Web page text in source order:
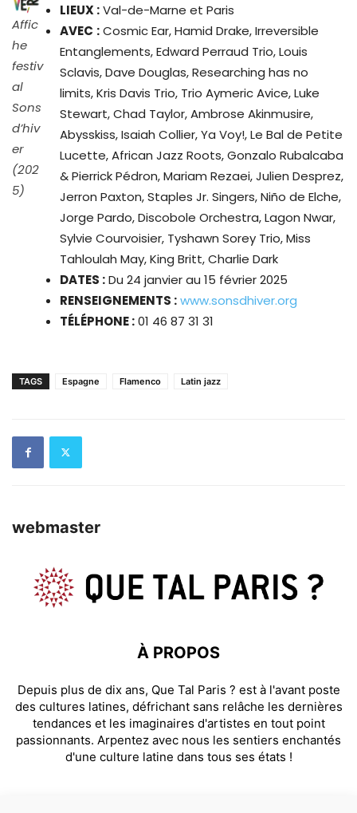
Affic
he
festiv
al
Sons
d’hiv
er
(202
5)
LIEUX :Val-de-Marne et Paris
AVEC :Cosmic Ear, Hamid Drake, Irreversible
Entanglements, Edward Perraud Trio, Louis
Sclavis, Dave Douglas, Researching has no
limits, Kris Davis Trio, Trio Aymeric Avice, Luke
Stewart, Chad Taylor, Ambrose Akinmusire,
Abysskiss, Isaiah Collier, Ya Voy!, Le Bal de Petite
Lucette, African Jazz Roots, Gonzalo Rubalcaba
& Pierrick Pédron, Mariam Rezaei, Julien Desprez,
Jerron Paxton, Staples Jr. Singers, Niño de Elche,
Jorge Pardo, Discobole Orchestra, Lagon Nwar,
Sylvie Courvoisier, Tyshawn Sorey Trio, Miss
Tahloulah May, King Britt, Charlie Dark
DATES :Du 24 janvier au 15 février 2025
RENSEIGNEMENTS : www.sonsdhiver.org
TÉLÉPHONE :01 46 87 31 31
TAGS Espagne Flamenco Latin jazz
webmaster
À PROPOS
Depuis plus de dix ans, Que Tal Paris ? est à l'avant poste
des cultures latines, défrichant sans relâche les dernières
tendances et les imaginaires d'artistes en tout point
passionnants. Arpentez avec nous les sentiers enchantés
d'une culture latine dans tous ses états !